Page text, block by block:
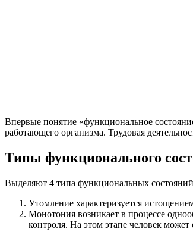
Впервые понятие «функциональное
работающего организма. Трудовая
Типы функционального
Выделяют 4 типа функциональных
Утомление характеризуется
Монотония возникает в процессе
контроля. На этом этапе человек